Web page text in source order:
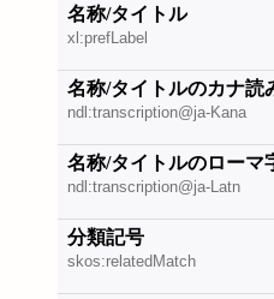
名称/タイトル
xl:prefLabel
名称/タイトルのカナ読
ndl:transcription@ja-Kana
名称/タイトルのローマ
ndl:transcription@ja-Latn
分類記号
skos:relatedMatch